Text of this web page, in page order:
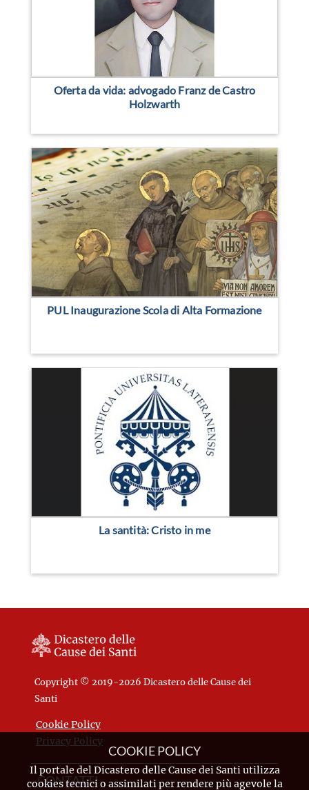
Oferta da vida: advogado Franz de Castro
Holzwarth
PUL Inaugurazione Scola di Alta Formazione
La santità: Cristo in me
Copyright © 2019-2026 Dicastero delle Cause dei
Santi
Cookie Policy
Privacy Policy
CONTATTI
COOKIE POLICY
Il portale del Dicastero delle Cause dei Santi utilizza
cookies tecnici o assimilati per rendere più agevole la